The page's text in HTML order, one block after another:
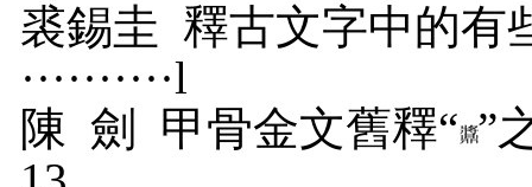
裘錫圭 釋古文字中的有
··········l
陳 劍 甲骨金文舊釋“ ”